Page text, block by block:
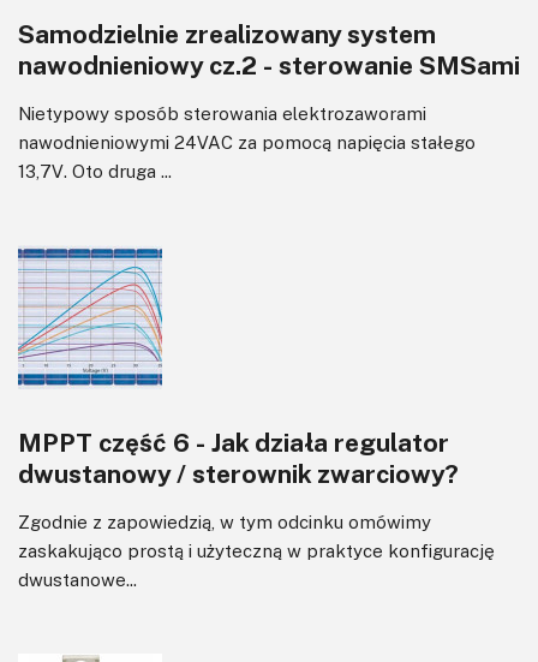
Samodzielnie zrealizowany system
nawodnieniowy cz.2 - sterowanie SMSami
Nietypowy sposób sterowania elektrozaworami
nawodnieniowymi 24VAC za pomocą napięcia stałego
13,7V. Oto druga ...
MPPT część 6 - Jak działa regulator
dwustanowy / sterownik zwarciowy?
Zgodnie z zapowiedzią, w tym odcinku omówimy
zaskakująco prostą i użyteczną w praktyce konfigurację
dwustanowe...